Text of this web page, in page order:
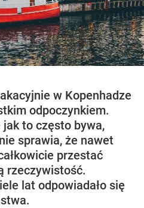
w Kopenhadze
odpoczynkiem.
jak to często bywa,
sprawia, że nawet
przestać
rzeczywistość.
lat odpowiadało się